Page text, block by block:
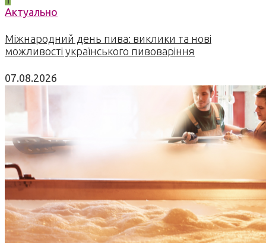
Актуально
Міжнародний день пива: виклики та нові
можливості українського пивоваріння
07.08.2026